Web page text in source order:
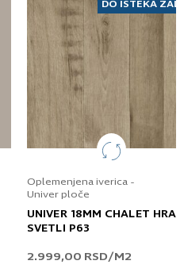
DO ISTEKA
Oplemenjena iverica -
Univer ploče
UNIVER 18MM CHALET
SVETLI P63
2.999,00 RSD/M2